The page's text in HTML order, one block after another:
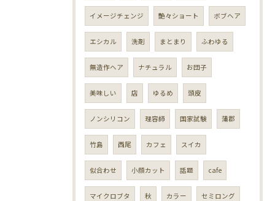
イメージチェンジ 艶々ショート ボブヘア
エシカル 洗剤 まとまり ふわゆる
無造作ヘア ナチュラル お団子
美味しい 店 ゆるめ 頭皮
ノンシリコン 理容師 国家試験 蒲郡
竹島 西尾 カフェ スイカ
似合わせ 小顔カット 話題 cafe
マイクロブタ 秋 カラー セミロング